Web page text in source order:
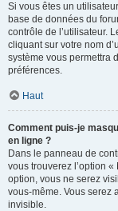
Si vous êtes un
base de données du
contrôle de l’utilisateur.
cliquant sur votre nom
système vous permettra
préférences.
Haut
Comment puis-je
en ligne ?
Dans le panneau de
vous trouverez l’option
option, vous ne serez
vous-même. Vous serez
invisible.